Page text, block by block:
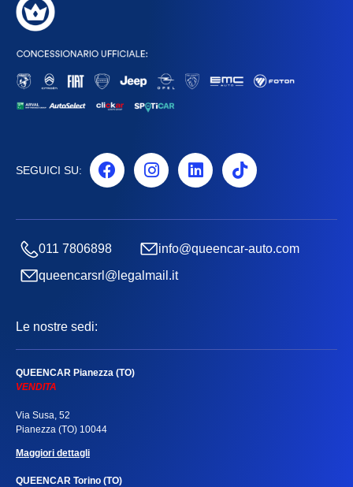
SEGUICI SU:
011 7806898
info@queencar-auto.com
queencarsrl@legalmail.it
Le nostre sedi:
QUEENCAR Pianezza (TO)
VENDITA
Via Susa, 52
Pianezza (TO) 10044
Maggiori dettagli
QUEENCAR Torino (TO)